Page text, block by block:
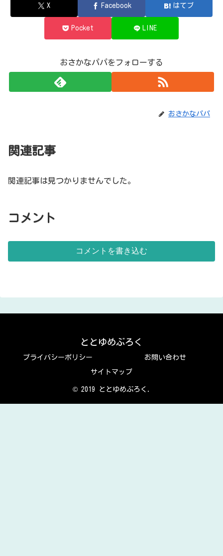
X Facebook はてブ
Pocket LINE
おさかなパパをフォローする
おさかなパパ
関連記事
関連記事は見つかりませんでした。
コメント
コメントを書き込む
ととゆめぶろく
プライバシーポリシー お問い合わせ
サイトマップ
© 2019 ととゆめぶろく.